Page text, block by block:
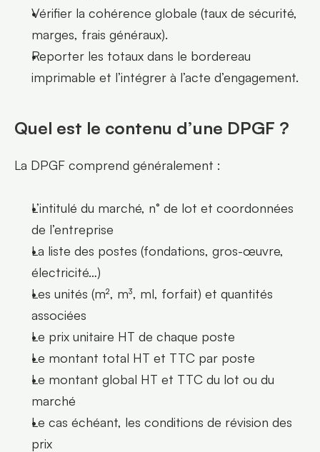
Vérifier la cohérence globale (taux de sécurité,
marges, frais généraux).
Reporter les totaux dans le bordereau
imprimable et l’intégrer à l’acte d’engagement.
Quel est le contenu d’une DPGF ?
La DPGF comprend généralement :
L’intitulé du marché, n° de lot et coordonnées
de l’entreprise
La liste des postes (fondations, gros-œuvre,
électricité…)
Les unités (m², m³, ml, forfait) et quantités
associées
Le prix unitaire HT de chaque poste
Le montant total HT et TTC par poste
Le montant global HT et TTC du lot ou du
marché
Le cas échéant, les conditions de révision des
prix